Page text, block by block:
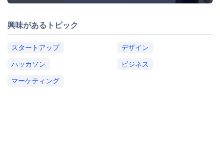
興味があるトピック
スタートアップ
デザイン
ハッカソン
ビジネス
マーケティング